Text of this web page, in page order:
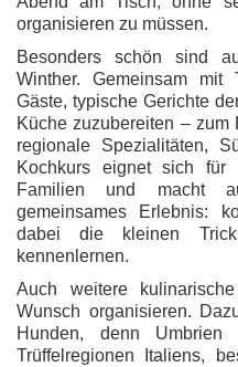
organisieren zu müssen.
Besonders schön sind
Winther. Gemeinsam mit
Gäste, typische Gerichte
Küche zuzubereiten – zum
regionale Spezialitäten,
Kochkurs eignet sich für
Familien und macht
gemeinsames Erlebnis:
dabei die kleinen
kennenlernen.
Auch weitere
Wunsch organisieren.
Hunden, denn
Trüffelregionen Italiens,